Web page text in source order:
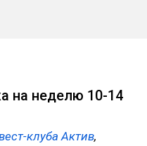
на неделю 10-14
клуба Актив,